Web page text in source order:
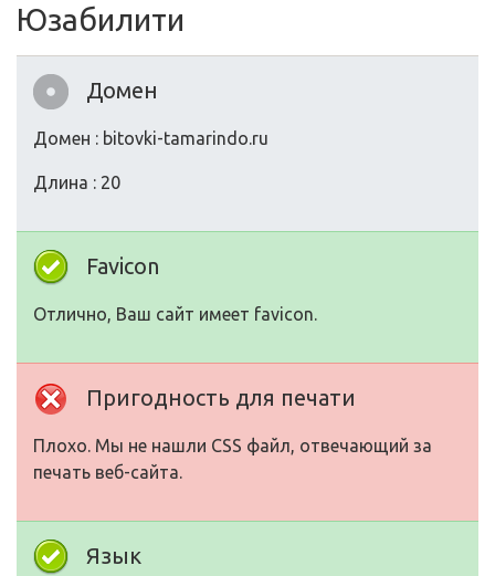
Юзабилити
Домен
Домен : bitovki-tamarindo.ru
Длина : 20
Favicon
Отлично, Ваш сайт имеет favicon.
Пригодность для печати
Плохо. Мы не нашли CSS файл, отвечающий за
печать веб-сайта.
Язык